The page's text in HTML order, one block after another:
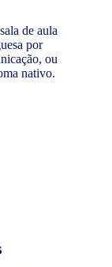
de aula
por
ou
nativo.